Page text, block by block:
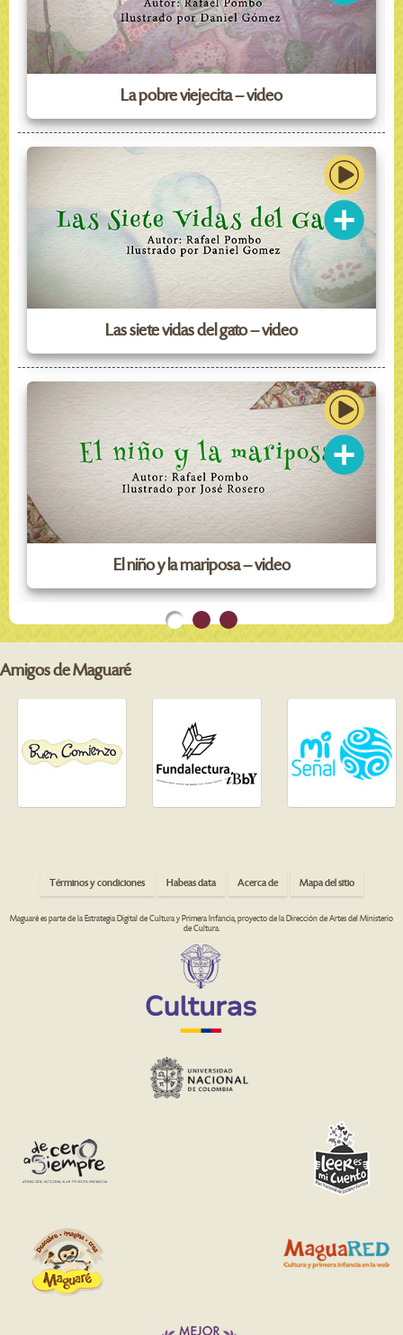
La pobre viejecita – video
Las siete vidas del gato – video
El niño y la mariposa – video
Amigos de Maguaré
Términos y condiciones Habeas data Acerca de Mapa del sitio
Maguaré es parte de la Estrategia Digital de Cultura y Primera Infancia, proyecto de la Dirección de Artes del Ministerio
de Cultura.